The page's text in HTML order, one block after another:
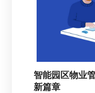
智能园区物业
新篇章